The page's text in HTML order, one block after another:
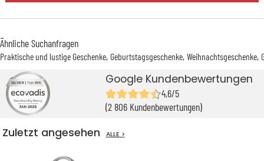
Ähnliche Suchanfragen
Praktische und lustige Geschenke Geburtstagsgeschenke Weihnachtsgeschenke
Google Kundenbewertungen
4,6/5
(2 806 Kundenbewertungen)
Zuletzt angesehen ALLE >